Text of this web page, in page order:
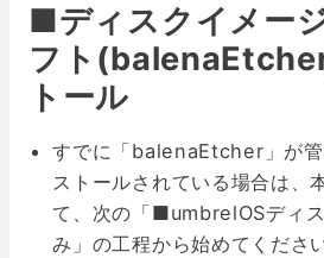
■ディスクイメー
フト
トール
すでに「balenaEtcher」が
ストールされている場合は、
て、次の「■umbrelOSディ
み」の工程から始めてください